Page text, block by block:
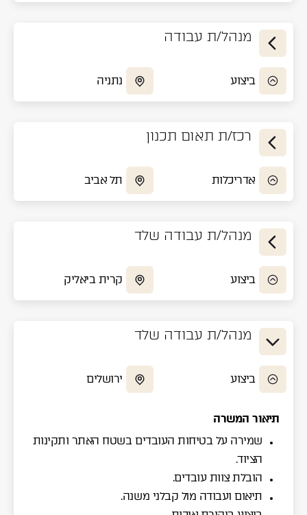
מנהל/ת עבודה
ביצוע נתניה
רכז/ת תאום תכנון
אדריכלות תל אביב
מנהל/ת עבודה שלד
ביצוע קרית ביאליק
מנהל/ת עבודה שלד
ביצוע ירושלים
תיאור המשרה
שמירה על בטיחות העובדים בשטח האתר ותקינות
הציוד.
הובלת צוות עובדים.
תיאום ועבודה מול קבלני משנה.